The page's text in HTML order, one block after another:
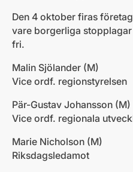
Den 4 oktober firas
vare borgerliga
fri.
Malin Sjölander (M)
Vice ordf. regionstyrelsen
Pär-Gustav Johansson (M)
Vice ordf. regionala
Marie Nicholson (M)
Riksdagsledamot